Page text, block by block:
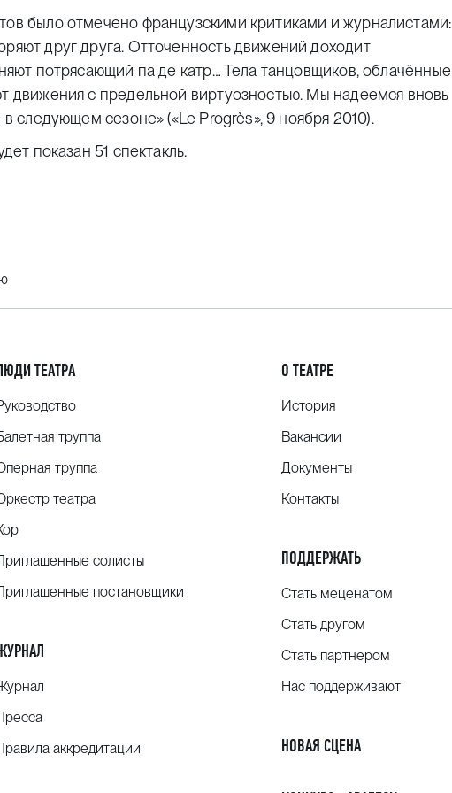
было отмечено французскими критиками и журналистами:
друг друга. Отточенность движений доходит
потрясающий па де катр… Тела танцовщиков, облачённые
движения с предельной виртуозностью. Мы надеемся вновь
следующем сезоне» («Le Progrès», 9 ноября 2010).
показан 51 спектакль.
ТЕАТРА
труппа
труппа
театра
солисты
постановщики
аккредитации
О ТЕАТРЕ
История
Вакансии
Документы
Контакты
ПОДДЕРЖАТЬ
Стать меценатом
Стать другом
Стать партнером
Нас поддерживают
НОВАЯ СЦЕНА